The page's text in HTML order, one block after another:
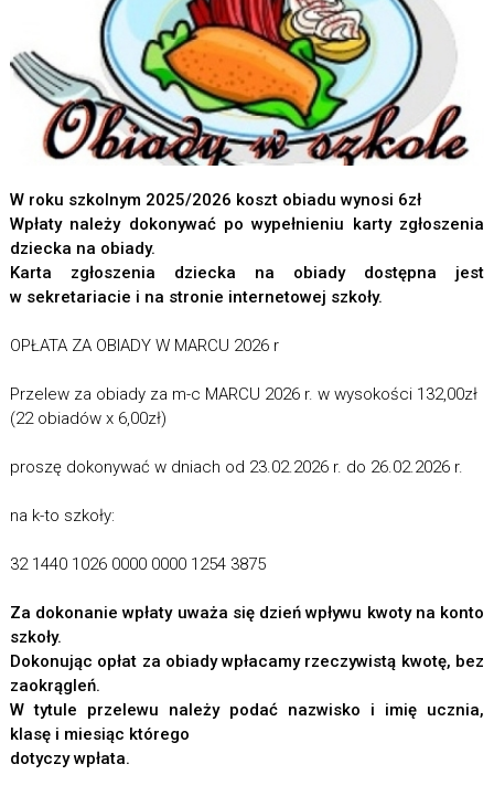
W roku szkolnym 2025/2026 koszt obiadu wynosi 6zł
Wpłaty należy dokonywać po wypełnieniu karty zgłoszenia
dziecka na obiady.
Karta zgłoszenia dziecka na obiady dostępna jest
w sekretariacie i na stronie internetowej szkoły.
OPŁATA ZA OBIADY W MARCU 2026 r
Przelew za obiady za m-c MARCU 2026 r. w wysokości 132,00zł
(22 obiadów x 6,00zł)
proszę dokonywać w dniach od 23.02.2026 r. do 26.02.2026 r.
na k-to szkoły:
32 1440 1026 0000 0000 1254 3875
Za dokonanie wpłaty uważa się dzień wpływu kwoty na konto
szkoły.
Dokonując opłat za obiady wpłacamy rzeczywistą kwotę, bez
zaokrągleń.
W tytule przelewu należy podać nazwisko i imię ucznia,
klasę i miesiąc którego
dotyczy wpłata.